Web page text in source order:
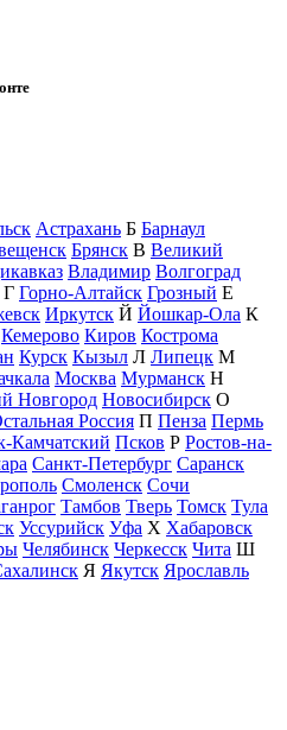
Астрахань Б Барнаул
Брянск В Великий
Владимир Волгоград
Г Горно-Алтайск Грозный Е
Иркутск Й Йошкар-Ола К
Кемерово Киров Кострома
Курск Кызыл Л Липецк М
Москва Мурманск Н
Новгород Новосибирск О
Россия П Пенза Пермь
Камчатский Псков Р Ростов-на-
Санкт-Петербург Саранск
Смоленск Сочи
Тамбов Тверь Томск Тула
Уссурийск Уфа Х Хабаровск
Челябинск Черкесск Чита Ш
Я Якутск Ярославль